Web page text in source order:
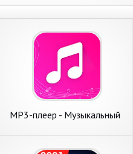
MP3-плеер - Музыкальный